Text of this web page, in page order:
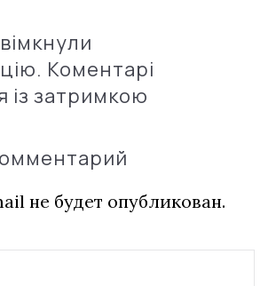
Коментарі
із затримкою
не будет опубликован.